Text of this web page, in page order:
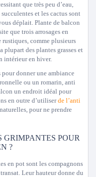
que très peu d’eau,
et les cactus sont
déplait. Plante de balcon
que trois arrosages en
rustiques, comme plusieurs
plupart des plantes grasses et
intérieur en hiver.
pour donner une ambiance
ou un romarin, anti
un endroit idéal pour
en outre d’utiliserde l’anti
pour ne prendre
GRIMPANTES POUR
?
en pot sont les compagnons
Leur hauteur donne du